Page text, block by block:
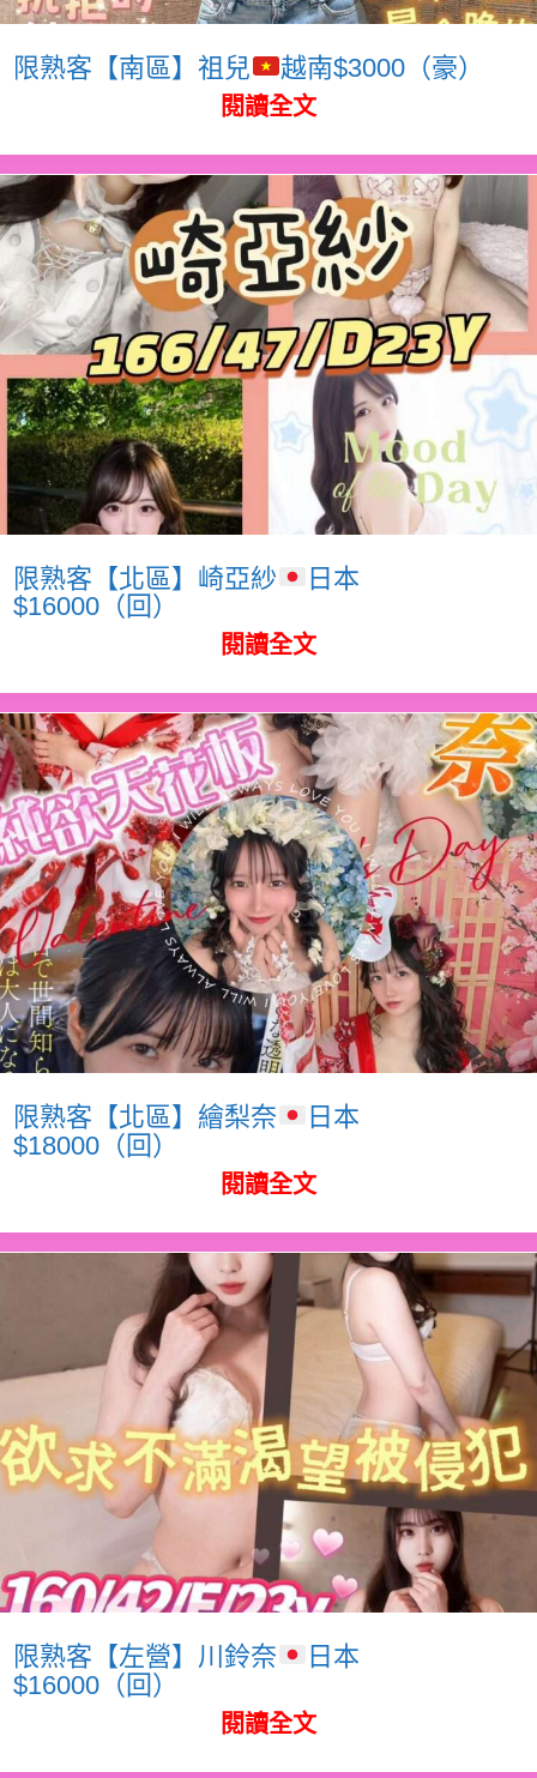
限熟客【南區】祖兒 越南$3000（豪）
閱讀全文
限熟客【北區】崎亞紗
日本
$16000（回）
閱讀全文
限熟客【北區】繪梨奈
日本
$18000（回）
閱讀全文
限熟客【左營】川鈴奈
日本
$16000（回）
閱讀全文